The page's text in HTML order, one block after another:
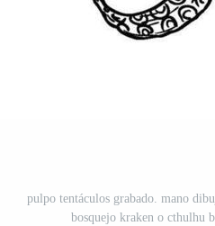
pulpo tentáculos grabado. mano
bosquejo kraken o cthulhu